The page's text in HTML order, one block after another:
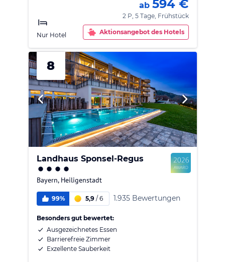
Nur Hotel
ab 594 €
2 P, 5 Tage, Frühstück
Aktionsangebot des Hotels
8
Landhaus Sponsel-Regus
Bayern, Heiligenstadt
99% 5,9/6 1.935 Bewertungen
Besonders gut bewertet:
Ausgezeichnetes Essen
Barrierefreie Zimmer
Exzellente Sauberkeit